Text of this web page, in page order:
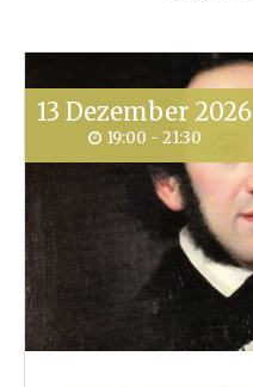
13 Dezember 2026
19:00 - 21:30